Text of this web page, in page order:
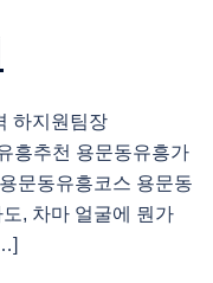
하지원팀장
흥추천 용문동유흥가
문동유흥코스 용문동
, 차마 얼굴에 뭔가